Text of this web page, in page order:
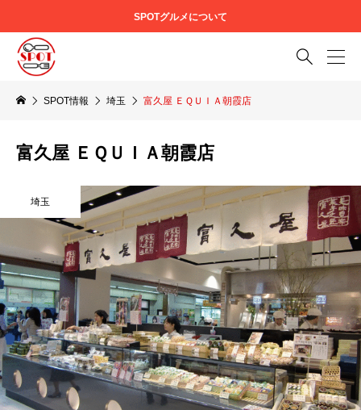
SPOTグルメについて

SPOT情報 埼玉 富久屋 ＥＱＵＩＡ朝霞店
富久屋 ＥＱＵＩＡ朝霞店
埼玉